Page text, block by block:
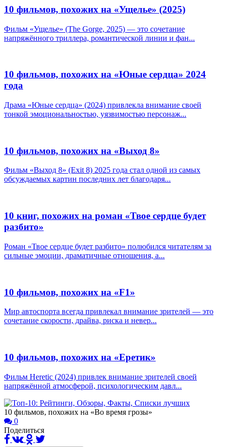
10 фильмов, похожих на «Ущелье» (2025)
Фильм «Ущелье» (The Gorge, 2025) — это сочетание
напряжённого триллера, романтической линии и фан...
10 фильмов, похожих на «Юные сердца» 2024
года
Драма «Юные сердца» (2024) привлекла внимание своей
тонкой эмоциональностью, уязвимостью персонаж...
10 фильмов, похожих на «Выход 8»
Фильм «Выход 8» (Exit 8) 2025 года стал одной из самых
обсуждаемых картин последних лет благодаря...
10 книг, похожих на роман «Твое сердце будет
разбито»
Роман «Твое сердце будет разбито» полюбился читателям за
сильные эмоции, драматичные отношения, а...
10 фильмов, похожих на «F1»
Мир автоспорта всегда привлекал внимание зрителей — это
сочетание скорости, драйва, риска и невер...
10 фильмов, похожих на «Еретик»
Фильм Heretic (2024) привлек внимание зрителей своей
напряжённой атмосферой, психологическим давл...
10 фильмов, похожих на «Во время грозы»
0
Поделиться